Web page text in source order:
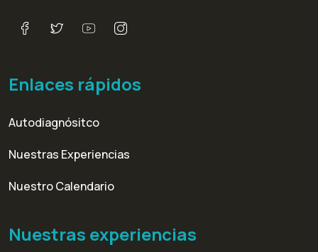
Enlaces rápidos
Autodiagnósitco
Nuestras Experiencias
Nuestro Calendario
Nuestras experiencias